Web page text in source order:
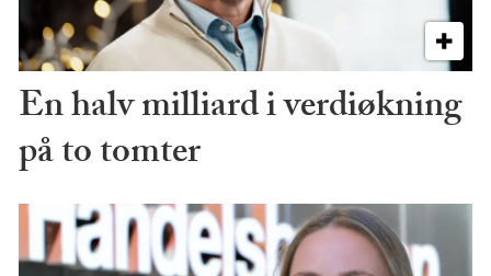
En halv milliard i verdiøkning
på to tomter